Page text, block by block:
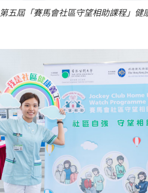
第五屆「賽馬會社區守望相助課程」健